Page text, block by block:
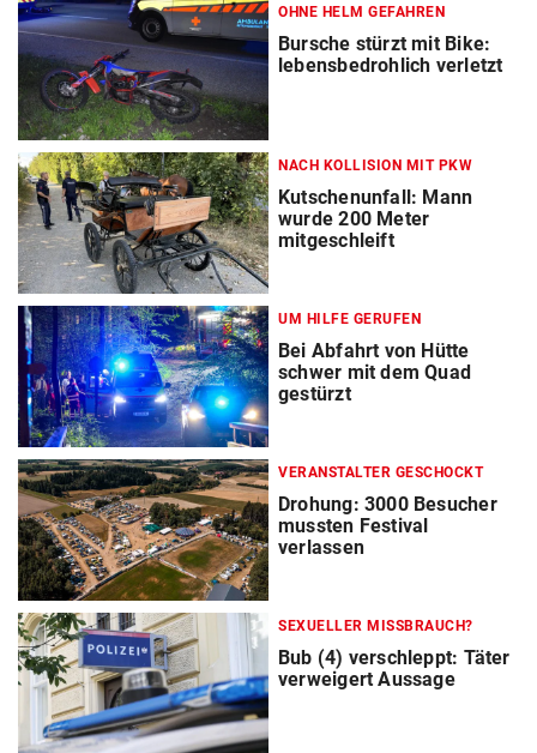
OHNE HELM GEFAHREN
Bursche stürzt mit Bike:
lebensbedrohlich verletzt
NACH KOLLISION MIT PKW
Kutschenunfall: Mann
wurde 200 Meter
mitgeschleift
UM HILFE GERUFEN
Bei Abfahrt von Hütte
schwer mit dem Quad
gestürzt
VERANSTALTER GESCHOCKT
Drohung: 3000 Besucher
mussten Festival
verlassen
SEXUELLER MISSBRAUCH?
Bub (4) verschleppt: Täter
verweigert Aussage